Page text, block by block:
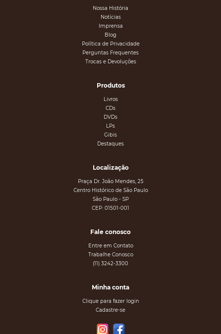
Nossa História
Notícias
Imprensa
Blog
Política de Privacidade
Perguntas Frequentes
Trocas e Devoluções
Produtos
Livros
CDs
DVDs
LPs
Gibis
Destaques
Localização
Praça Dr. João Mendes, 25
Centro Histórico de São Paulo
São Paulo - SP
CEP: 01501-001
Fale conosco
Entre em Contato
Trabalhe Conosco
(11) 3242-3300
Minha conta
Clique para fazer login
Cadastre-se